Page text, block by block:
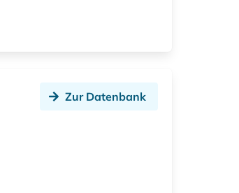
Zur Datenbank